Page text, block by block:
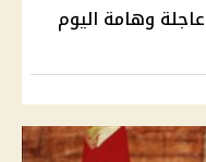
يصدر 4 قرارات عاجلة وهامة اليوم